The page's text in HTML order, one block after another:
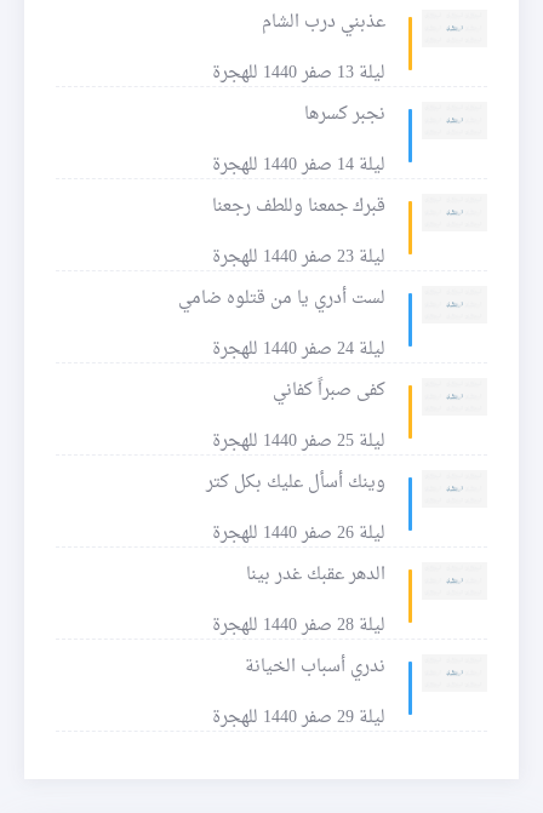
عذبني درب الشام
ليلة 13 صفر 1440 للهجرة
نجبر كسرها
ليلة 14 صفر 1440 للهجرة
قبرك جمعنا وللطف رجعنا
ليلة 23 صفر 1440 للهجرة
لست أدري يا من قتلوه ضامي
ليلة 24 صفر 1440 للهجرة
كفى صبراً كفاني
ليلة 25 صفر 1440 للهجرة
وينك أسأل عليك بكل كتر
ليلة 26 صفر 1440 للهجرة
الدهر عقبك غدر بينا
ليلة 28 صفر 1440 للهجرة
ندري أسباب الخيانة
ليلة 29 صفر 1440 للهجرة